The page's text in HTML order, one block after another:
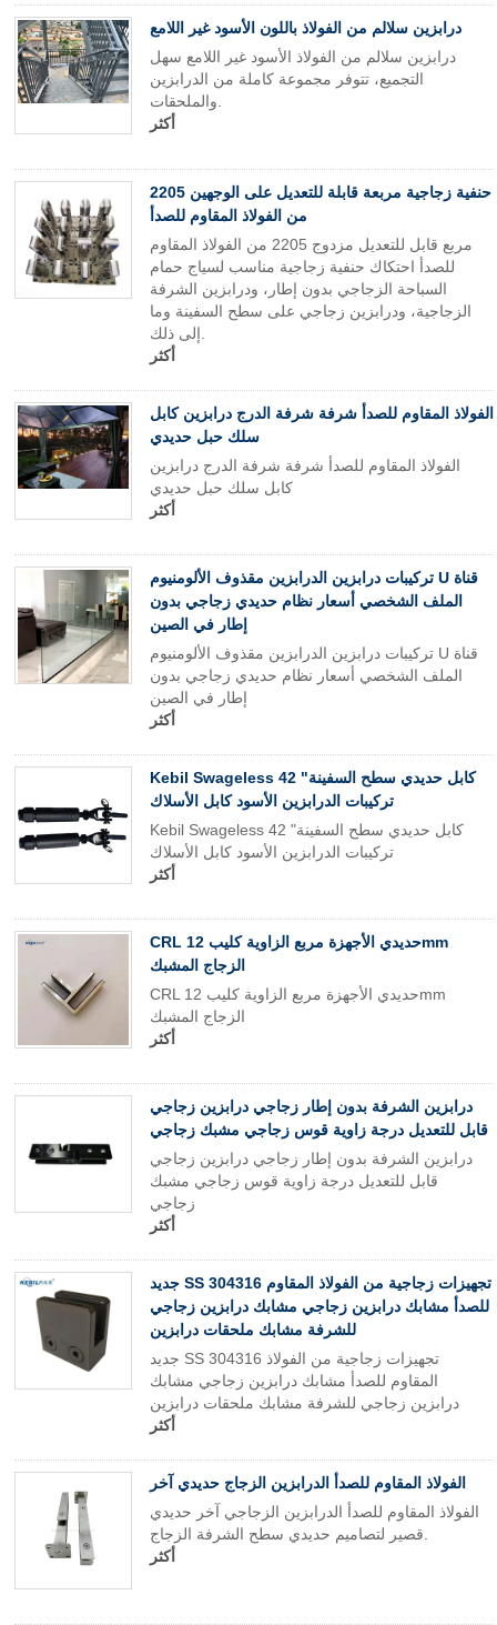
درابزين سلالم من الفولاذ باللون الأسود غير اللامع
درابزين سلالم من الفولاذ الأسود غير اللامع سهل
التجميع، تتوفر مجموعة كاملة من الدرابزين
أكثر
حنفية زجاجية مربعة قابلة للتعديل على الوجهين 2205
من الفولاذ المقاوم للصدأ
مربع قابل للتعديل مزدوج 2205 من الفولاذ المقاوم
للصدأ احتكاك حنفية زجاجية مناسب لسياج حمام
السباحة الزجاجي بدون إطار، ودرابزين الشرفة
الزجاجية، ودرابزين زجاجي على سطح السفينة وما
أكثر
الفولاذ المقاوم للصدأ شرفة شرفة الدرج درابزين كابل
سلك حبل حديدي
الفولاذ المقاوم للصدأ شرفة شرفة الدرج درابزين
كابل سلك حبل حديدي
أكثر
تركيبات درابزين الدرابزين مقذوف الألومنيوم U قناة
الملف الشخصي أسعار نظام حديدي زجاجي بدون
إطار في الصين
تركيبات درابزين الدرابزين مقذوف الألومنيوم U قناة
الملف الشخصي أسعار نظام حديدي زجاجي بدون
إطار في الصين
أكثر
Kebil Swageless 42 "كابل حديدي سطح السفينة
تركيبات الدرابزين الأسود كابل الأسلاك
Kebil Swageless 42 "كابل حديدي سطح السفينة
تركيبات الدرابزين الأسود كابل الأسلاك
أكثر
CRL حديدي الأجهزة مربع الزاوية كليب 12mm
الزجاج المشبك
CRL حديدي الأجهزة مربع الزاوية كليب 12mm
الزجاج المشبك
أكثر
درابزين الشرفة بدون إطار زجاجي درابزين زجاجي
قابل للتعديل درجة زاوية قوس زجاجي مشبك زجاجي
درابزين الشرفة بدون إطار زجاجي درابزين زجاجي
قابل للتعديل درجة زاوية قوس زجاجي مشبك
زجاجي
أكثر
جديد SS 304316 تجهيزات زجاجية من الفولاذ المقاوم
للصدأ مشابك درابزين زجاجي مشابك درابزين زجاجي
للشرفة مشابك ملحقات درابزين
جديد SS 304316 تجهيزات زجاجية من الفولاذ
المقاوم للصدأ مشابك درابزين زجاجي مشابك
درابزين زجاجي للشرفة مشابك ملحقات درابزين
أكثر
الفولاذ المقاوم للصدأ الدرابزين الزجاج حديدي آخر
الفولاذ المقاوم للصدأ الدرابزين الزجاجي آخر حديدي
أكثر